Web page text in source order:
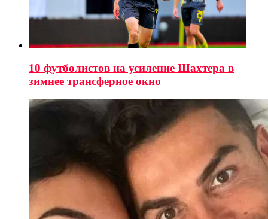
10 футболистов на усиление Шахтера в
зимнее трансферное окно